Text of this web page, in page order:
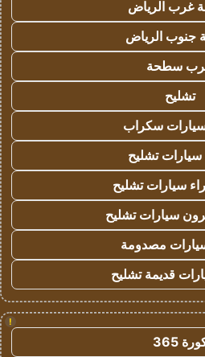
غرب الرياض
الرياض
سطحة
تشليح
سكراب
تشليح
سيارات تشليح
سيارات تشليح
مصدومة
قديمة تشليح
!
365